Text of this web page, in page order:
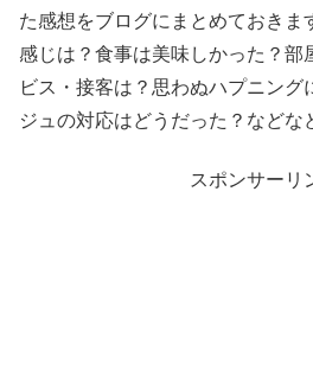
た感想をブログにまとめておきま
感じは？食事は美味しかった？部
ビス・接客は？思わぬハプニン
ジュの対応はどうだった？などな
スポンサーリ